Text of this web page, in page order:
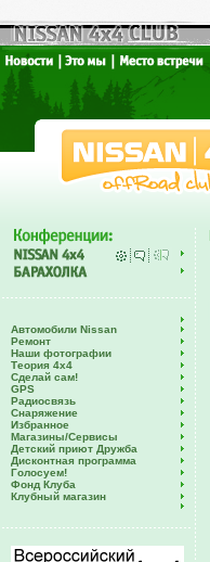
Автомобили Nissan
Ремонт
Наши фотографии
Теория 4х4
Сделай сам!
GPS
Радиосвязь
Снаряжение
Избранное
Магазины/Сервисы
Детский приют Дружба
Дисконтная программа
Голосуем!
Фонд Клуба
Клубный магазин